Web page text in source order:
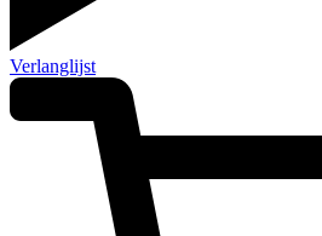
Verlanglijst